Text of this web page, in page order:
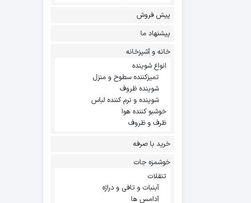
پیش فروش
پیشنهاد ما
خانه و آشپزخانه
انواع شوینده
تمیزکننده سطوح و منزل
شوینده ظروف
شوینده و نرم کننده لباس
خوشبو کننده هوا
ظرف و ظروف
خرید با صرفه
خوشمزه جات
تنقلات
آبنبات و تافی و دراژه
آدامس ها